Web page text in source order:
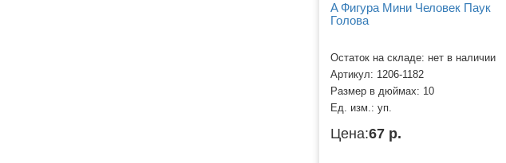
A Фигура Мини Человек Паук
Голова
Остаток на складе: нет в наличии
Артикул: 1206-1182
Размер в дюймах: 10
Ед. изм.: уп.
Цена:67 р.